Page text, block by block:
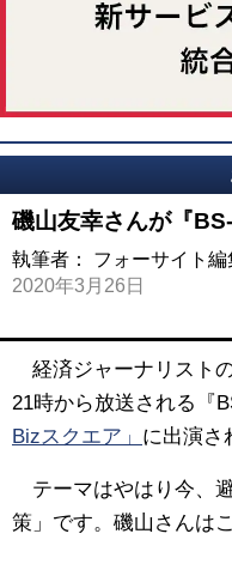
磯山友幸さんが『
執筆者： フォーサイト編
2020年3月26日
経済ジャーナリスト
21時から放送される『
Bizスクエア」 に出演さ
テーマはやはり今、
策」です。磯山さんは